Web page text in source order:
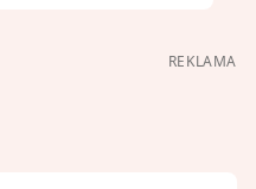
REKLAMA